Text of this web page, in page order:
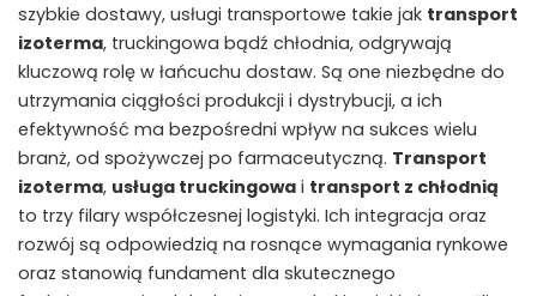
szybkie dostawy, usługi transportowe takie jak transport
izoterma, truckingowa bądź chłodnia, odgrywają
kluczową rolę w łańcuchu dostaw. Są one niezbędne do
utrzymania ciągłości produkcji i dystrybucji, a ich
efektywność ma bezpośredni wpływ na sukces wielu
branż, od spożywczej po farmaceutyczną. Transport
izoterma, usługa truckingowa i transport z chłodnią
to trzy filary współczesnej logistyki. Ich integracja oraz
rozwój są odpowiedzią na rosnące wymagania rynkowe
oraz stanowią fundament dla skutecznego